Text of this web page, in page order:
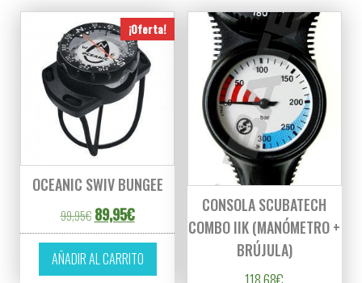
¡Oferta!
OCEANIC SWIV BUNGEE
99,95€ El precio original era: 99,95€.
89,95€El precio actual es: 89,95€.
AÑADIR AL CARRITO
CONSOLA SCUBATECH
COMBO IIK (MANÓMETRO +
BRÚJULA)